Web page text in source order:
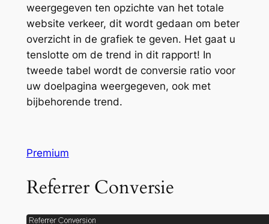
weergegeven ten opzichte van het totale
website verkeer, dit wordt gedaan om beter
overzicht in de grafiek te geven. Het gaat u
tenslotte om de trend in dit rapport! In
tweede tabel wordt de conversie ratio voor
uw doelpagina weergegeven, ook met
bijbehorende trend.
Premium
Referrer Conversie